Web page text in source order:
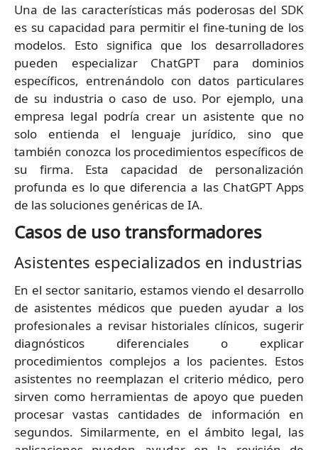
Una de las características más poderosas del SDK
es su capacidad para permitir el fine-tuning de los
modelos. Esto significa que los desarrolladores
pueden especializar ChatGPT para dominios
específicos, entrenándolo con datos particulares
de su industria o caso de uso. Por ejemplo, una
empresa legal podría crear un asistente que no
solo entienda el lenguaje jurídico, sino que
también conozca los procedimientos específicos de
su firma. Esta capacidad de personalización
profunda es lo que diferencia a las ChatGPT Apps
de las soluciones genéricas de IA.
Casos de uso transformadores
Asistentes especializados en industrias
En el sector sanitario, estamos viendo el desarrollo
de asistentes médicos que pueden ayudar a los
profesionales a revisar historiales clínicos, sugerir
diagnósticos diferenciales o explicar
procedimientos complejos a los pacientes. Estos
asistentes no reemplazan el criterio médico, pero
sirven como herramientas de apoyo que pueden
procesar vastas cantidades de información en
segundos. Similarmente, en el ámbito legal, las